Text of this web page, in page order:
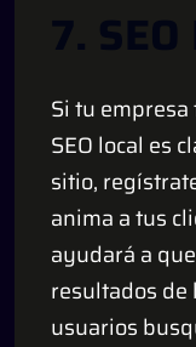
7. SEO
Si tu
SEO local es
sitio,
anima a tus
ayudará a
resultados de
usuarios